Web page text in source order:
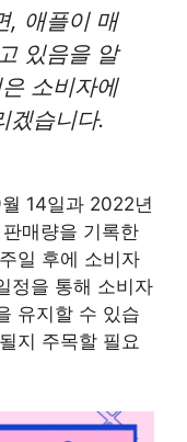
, 애플이 매
있음을 알
소비자에
겠습니다.
14일과 2022년
매량을 기록한
일 후에 소비자
정을 통해 소비자
유지할 수 있습
지 주목할 필요